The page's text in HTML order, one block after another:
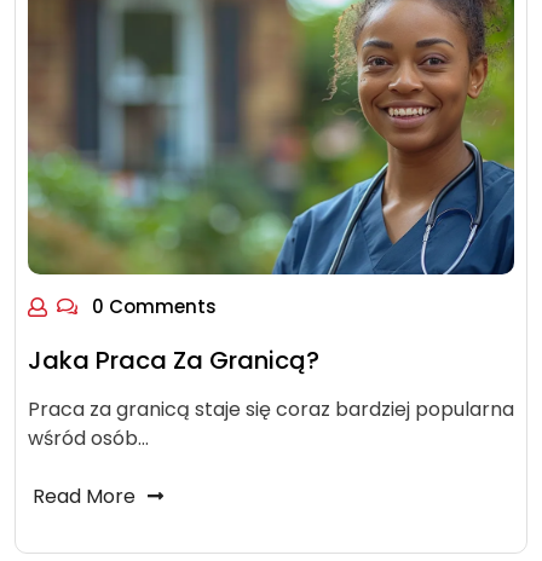
0 Comments
Jaka Praca Za Granicą?
Praca za granicą staje się coraz bardziej popularna
wśród osób…
Read More